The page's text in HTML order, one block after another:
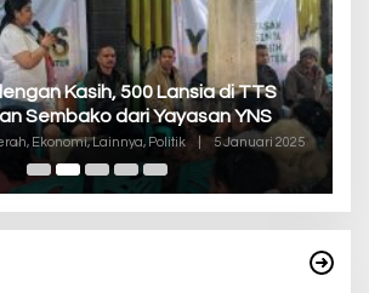
Kasih, 500 Lansia di TTS
Sembako dari Yayasan YNS
Ekonomi, Lainnya, Politik 5 Januari 2025